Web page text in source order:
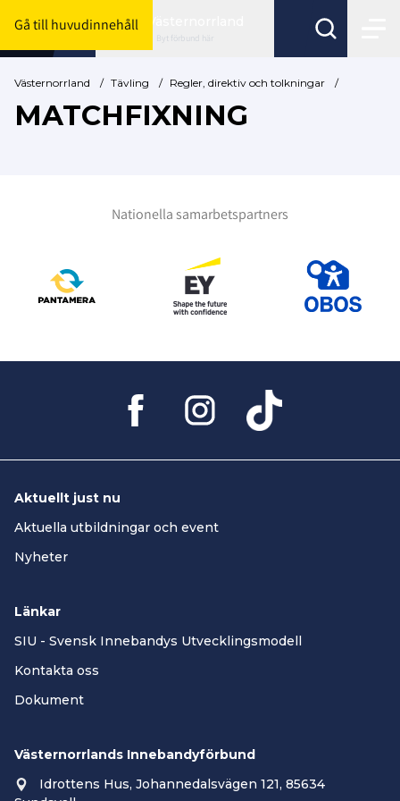
Gå till huvudinnehåll
Byt förbund här
Västernorrland / Tävling / Regler, direktiv och tolkningar /
MATCHFIXNING
Nationella samarbetspartners
Aktuellt just nu
Aktuella utbildningar och event
Nyheter
Länkar
SIU - Svensk Innebandys Utvecklingsmodell
Kontakta oss
Dokument
Västernorrlands Innebandyförbund
Idrottens Hus, Johannedalsvägen 121, 85634